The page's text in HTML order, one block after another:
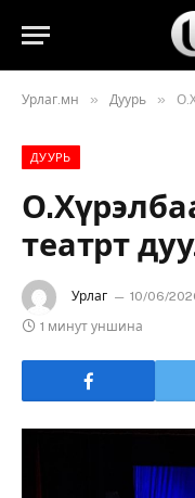
Урлаг.мн » Дуурь »
ДУУРЬ
театрт
Урлаг 10/06/
1 минут уншина